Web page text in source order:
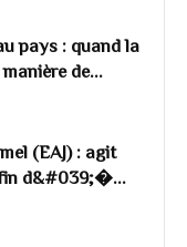
pays : quand la
de...
(EAJ) : agit
d&#039;�...